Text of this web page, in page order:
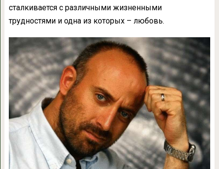
сталкивается с различными жизненными
трудностями и одна из которых – любовь.